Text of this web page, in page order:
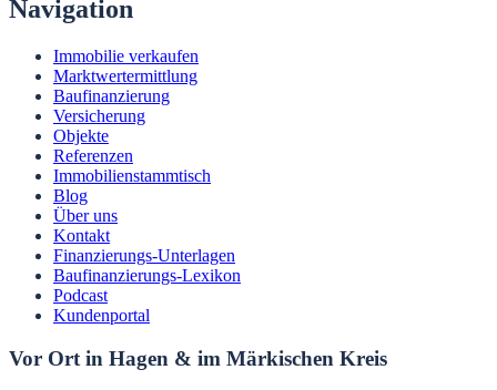
Navigation
Immobilie verkaufen
Marktwertermittlung
Baufinanzierung
Versicherung
Objekte
Referenzen
Immobilienstammtisch
Blog
Über uns
Kontakt
Finanzierungs-Unterlagen
Baufinanzierungs-Lexikon
Podcast
Kundenportal
Vor Ort in Hagen & im Märkischen Kreis